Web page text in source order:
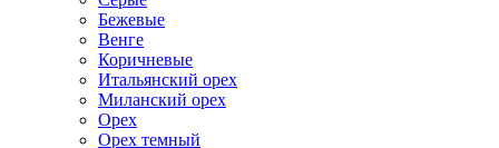
Бежевые
Венге
Коричневые
Итальянский орех
Миланский орех
Орех
Орех темный